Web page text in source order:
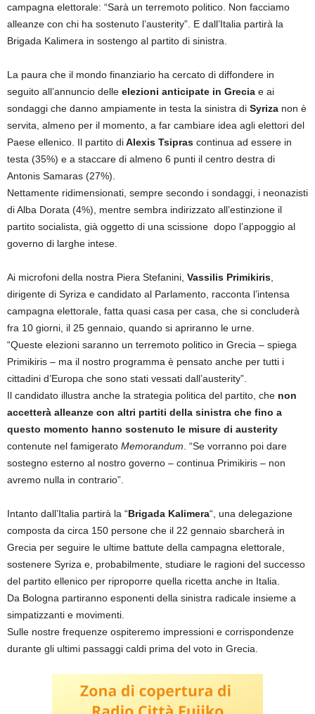
campagna elettorale: “Sarà un terremoto politico. Non facciamo
alleanze con chi ha sostenuto l’austerity”. E dall’Italia partirà la
Brigada Kalimera in sostengo al partito di sinistra.
La paura che il mondo finanziario ha cercato di diffondere in
seguito all’annuncio delle elezioni anticipate in Grecia e ai
sondaggi che danno ampiamente in testa la sinistra di Syriza non è
servita, almeno per il momento, a far cambiare idea agli elettori del
Paese ellenico. Il partito diAlexis Tsipras continua ad essere in
testa (35%) e a staccare di almeno 6 punti il centro destra di
Antonis Samaras (27%).
Nettamente ridimensionati, sempre secondo i sondaggi, i neonazisti
di Alba Dorata (4%), mentre sembra indirizzato all’estinzione il
partito socialista, già oggetto di una scissione dopo l’appoggio al
governo di larghe intese.
Ai microfoni della nostra Piera Stefanini, Vassilis Primikiris
dirigente di Syriza e candidato al Parlamento, racconta l’intensa
campagna elettorale, fatta quasi casa per casa, che si concluderà
fra 10 giorni, il 25 gennaio, quando si apriranno le urne.
“Queste elezioni saranno un terremoto politico in Grecia – spiega
Primikiris – ma il nostro programma è pensato anche per tutti i
cittadini d’Europa che sono stati vessati dall’austerity”.
Il candidato illustra anche la strategia politica del partito, che non
accetterà alleanze con altri partiti della sinistra che fino a
questo momento hanno sostenuto le misure di austerity
contenute nel famigerato Memorandum . “Se vorranno poi dare
sostegno esterno al nostro governo – continua Primikiris – non
avremo nulla in contrario”.
Intanto dall’Italia partirà la “Brigada Kalimera“, una delegazione
composta da circa 150 persone che il 22 gennaio sbarcherà in
Grecia per seguire le ultime battute della campagna elettorale,
sostenere Syriza e, probabilmente, studiare le ragioni del successo
del partito ellenico per riproporre quella ricetta anche in Italia.
Da Bologna partiranno esponenti della sinistra radicale insieme a
simpatizzanti e movimenti.
Sulle nostre frequenze ospiteremo impressioni e corrispondenze
durante gli ultimi passaggi caldi prima del voto in Grecia.